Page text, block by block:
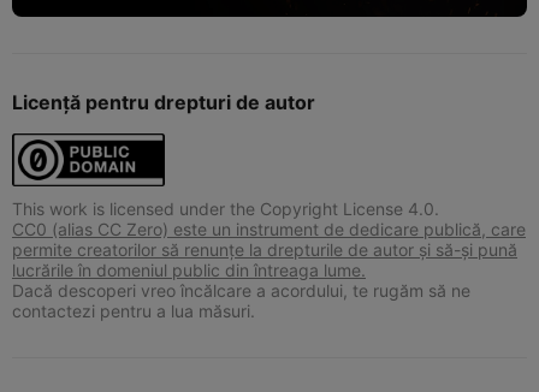
Licență pentru drepturi de autor
This work is licensed under the Copyright License 4.0.
CC0 (alias CC Zero) este un instrument de dedicare publică, care
permite creatorilor să renunțe la drepturile de autor și să-și pună
lucrările în domeniul public din întreaga lume.
Dacă descoperi vreo încălcare a acordului, te rugăm să ne
contactezi pentru a lua măsuri.